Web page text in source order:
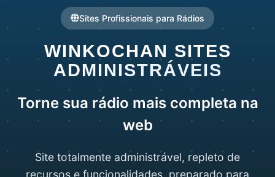
Sites Profissionais para Rádios
WINKOCHAN SITES
ADMINISTRÁVEIS
Torne sua rádio mais completa na
web
Site totalmente administrável, repleto de
recursos e funcionalidades, preparado para